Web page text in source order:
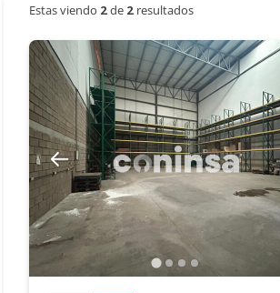
Estas viendo 2de 2resultados